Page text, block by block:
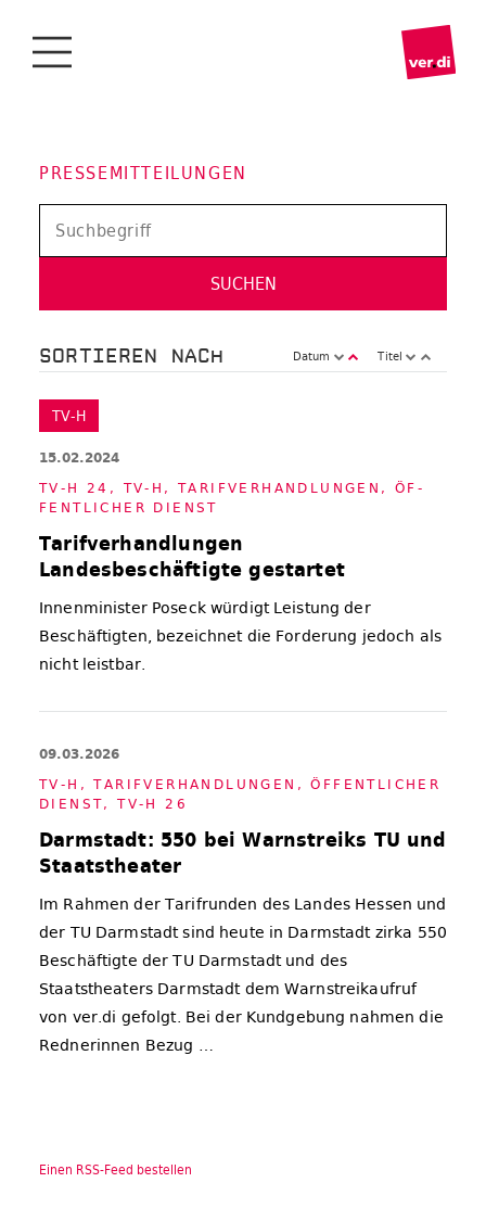
PRESSEMITTEILUNGEN
SORTIEREN NACH Datum Titel
TV-H
15.02.2024
TV-H 24 , TV-H ,TA­RIF­VER­HAND­LUN­GEN ,ÖF­
FENT­LI­CHER DIENST
Tarifverhandlungen
Landesbeschäftigte gestartet
Innenminister Poseck würdigt Leistung der
Beschäftigten, bezeichnet die Forderung jedoch als
nicht leistbar.
09.03.2026
TV-H ,TA­RIF­VER­HAND­LUN­GEN ,ÖF­FENT­LI­CHER
DIENST,TV-H 26
Darmstadt: 550 bei Warnstreiks TU und
Staatstheater
Im Rahmen der Tarifrunden des Landes Hessen und
der TU Darmstadt sind heute in Darmstadt zirka 550
Beschäftigte der TU Darmstadt und des
Staatstheaters Darmstadt dem Warnstreikaufruf
von ver.di gefolgt. Bei der Kundgebung nahmen die
Rednerinnen Bezug …
Einen RSS-Feed bestellen